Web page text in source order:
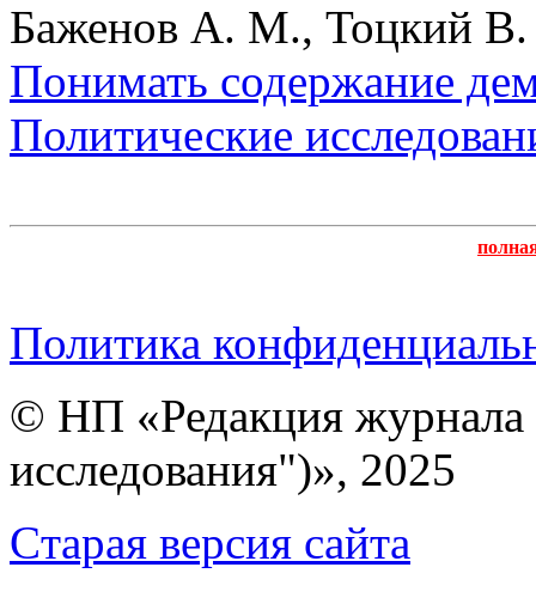
Баженов А. М., Тоцкий В.
Понимать содержание
Политические
Политика
© НП «Редакция
исследования")», 2025
Cтарая версия сайта